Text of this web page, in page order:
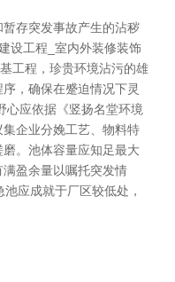
存突发事故产生的沾秽
设工程_室内外装修装饰
工程，珍贵环境沾污的雄
，确保在蹙迫情况下灵
心应依据《竖扬名堂环境
企业分娩工艺、物料特
。池体容量应知足最大
盈余量以嘱托突发情
应成就于厂区较低处，